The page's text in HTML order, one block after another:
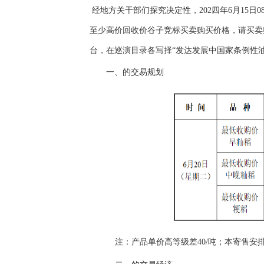
经地方关干部们探究决定性，202四年6月15日
至少高价回收价谷子竞标买卖购买价格，请买
台，在巡演目录各写择“发达发展中国家条例
一、的交易规划
注：产品单价高等级差40/吨；本寄售安